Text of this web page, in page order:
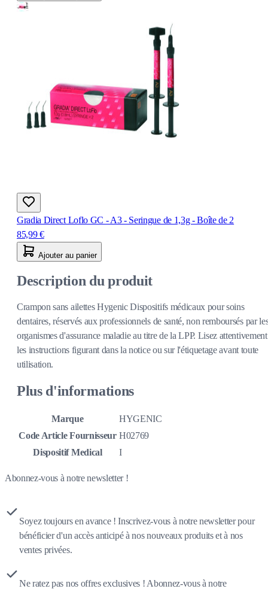
Gradia Direct Loflo GC - A3 - Seringue de 1,3g - Boîte de 2
85,99 €
Ajouter au panier
Description du produit
Crampon sans ailettes Hygenic Dispositifs médicaux pour soins
dentaires, réservés aux professionnels de santé, non remboursés par
organismes d'assurance maladie au titre de la LPP. Lisez attentivement
les instructions figurant dans la notice ou sur l'étiquetage avant toute
utilisation.
Plus d'informations
Marque
HYGENIC
Code Article Fournisseur H02769
Dispositif Medical
I
Abonnez-vous à notre newsletter !
Soyez toujours en avance ! Inscrivez-vous à notre newsletter pour
bénéficier d'un accès anticipé à nos nouveaux produits et à nos
ventes privées.
Ne ratez pas nos offres exclusives ! Abonnez-vous à notre